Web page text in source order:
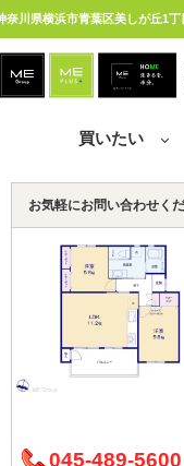
買いたい
お気軽にお問い合わせく
045-489-5600